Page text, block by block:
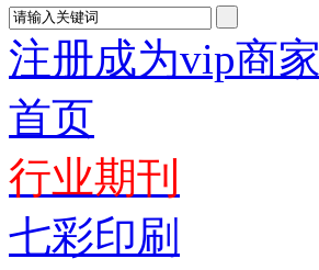
注册成为vip商家
首页
行业期刊
七彩印刷